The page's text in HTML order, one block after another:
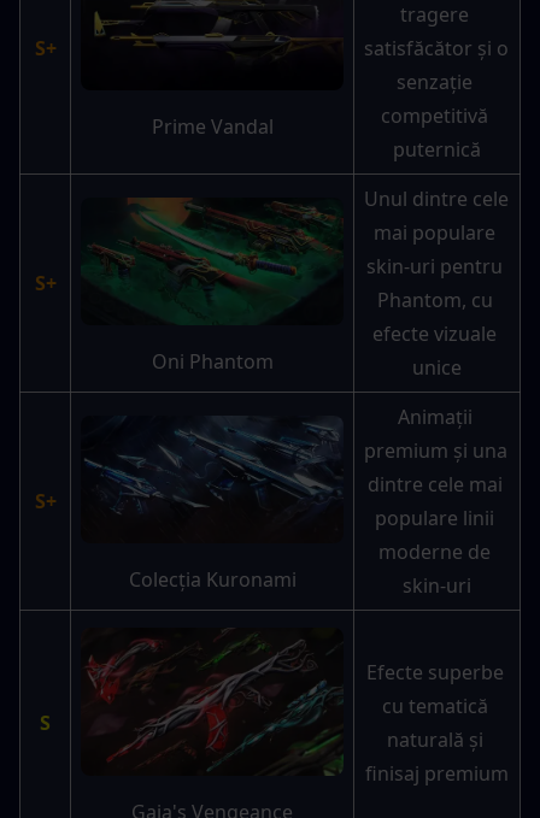
S+
Prime Vandal
tragere
satisfăcător și o
senzație
competitivă
puternică
S+
Oni Phantom
Unul dintre cele
mai populare
skin-uri pentru
Phantom, cu
efecte vizuale
unice
S+
Colecția Kuronami
Animații
premium și una
dintre cele mai
populare linii
moderne de
skin-uri
S
Gaia's Vengeance
Efecte superbe
cu tematică
naturală și
finisaj premium